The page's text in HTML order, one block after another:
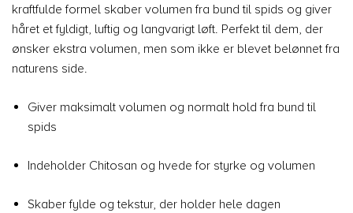
kraftfulde formel skaber volumen fra bund til spids og giver
håret et fyldigt, luftig og langvarigt løft. Perfekt til dem, der
ønsker ekstra volumen, men som ikke er blevet belønnet fra
naturens side.
Giver maksimalt volumen og normalt hold fra bund til
spids
Indeholder Chitosan og hvede for styrke og volumen
Skaber fylde og tekstur, der holder hele dagen